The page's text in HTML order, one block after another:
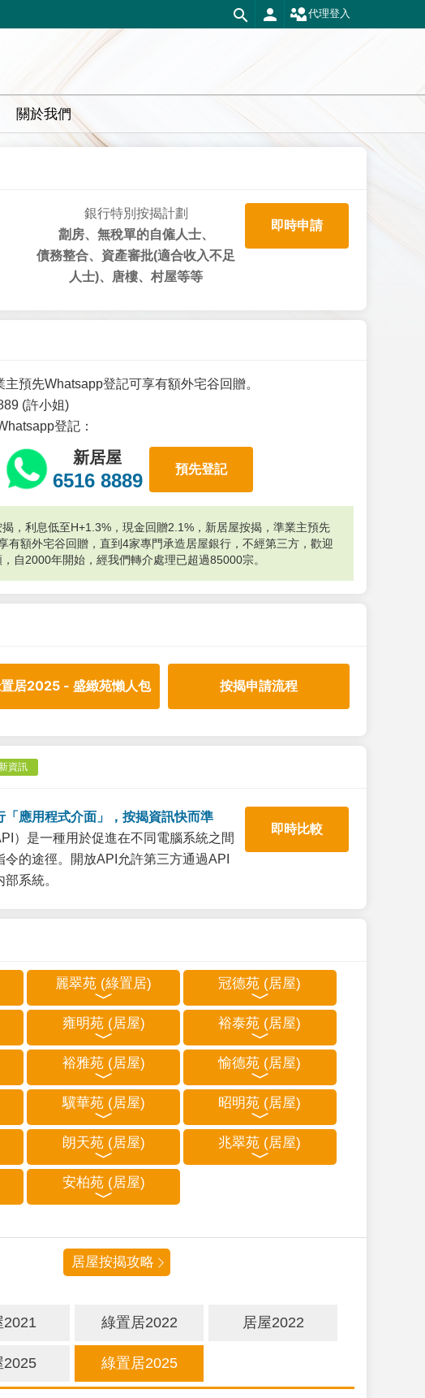
代理登入
關於我們
銀行特別按揭計劃
劏房、無稅單的自僱人士、
債務整合、資產審批(適合收入不足
人士)、唐樓、村屋等等
即時申請
預先Whatsapp登記可享有額外宅谷回贈。
(許小姐)
登記：
新居屋
6516 8889
預先登記
，利息低至H+1.3%，現金回贈2.1%，新居屋按揭，準業主預先
有額外宅谷回贈，直到4家專門承造居屋銀行，不經第三方，歡迎
自2000年開始，經我們轉介處理已超過85000宗。
居2025 - 盛緻苑懶人包 按揭申請流程
資訊
「應用程式介面」，按揭資訊快而準
）是一種用於促進在不同電腦系統之間
令的途徑。開放API允許第三方通過API
系統。
即時比較
麗翠苑 (綠置居) 冠德苑 (居屋)
雍明苑 (居屋) 裕泰苑 (居屋)
裕雅苑 (居屋) 愉德苑 (居屋)
驥華苑 (居屋) 昭明苑 (居屋)
朗天苑 (居屋) 兆翠苑 (居屋)
安柏苑 (居屋)
居屋按揭攻略
2021 綠置居2022 居屋2022
2025 綠置居2025